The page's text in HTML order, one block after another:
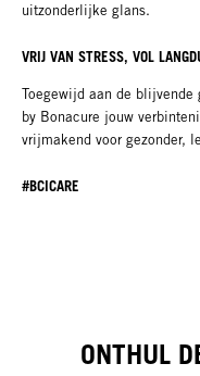
uitzonderlijke glans.
VRIJ VAN STRESS, VOL
Toegewijd aan de blijvende
by Bonacure jouw
vrijmakend voor gezonder,
#BCICARE
ONTHUL